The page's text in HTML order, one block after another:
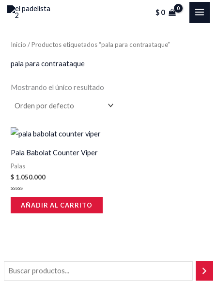
$0
Inicio / Productos etiquetados “pala para contraataque”
pala para contraataque
Mostrando el único resultado
Pala Babolat Counter Viper
Palas
$ 1.050.000
Valorado
de
AÑADIR AL CARRITO